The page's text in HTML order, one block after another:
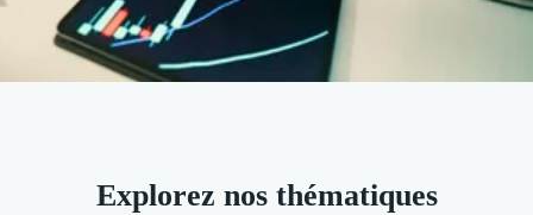
Explorez nos thématiques